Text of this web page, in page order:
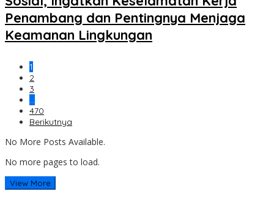
Penambang dan Pentingnya Menjaga
Keamanan Lingkungan
1
2
3
…
470
Berikutnya
No More Posts Available.
No more pages to load.
View More